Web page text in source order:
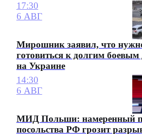
17:30
6 АВГ
Мирошник заявил, что
готовиться к долгим боевым
на Украине
14:30
6 АВГ
МИД Польши: намеренный
посольства РФ грозит